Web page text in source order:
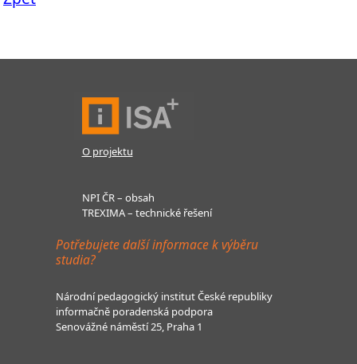
O projektu
NPI ČR – obsah
TREXIMA – technické řešení
Potřebujete další informace k výběru
studia?
Národní pedagogický institut České republiky
informačně poradenská podpora
Senovážné náměstí 25, Praha 1